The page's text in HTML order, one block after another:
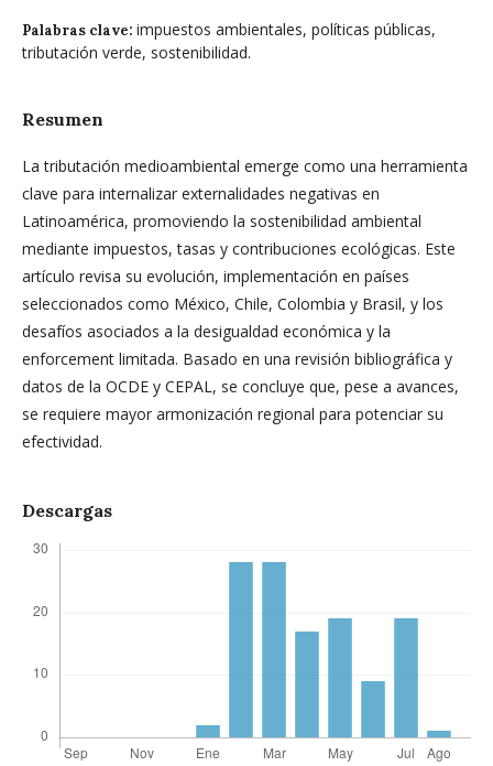
Palabras clave: impuestos ambientales, políticas públicas,
tributación verde, sostenibilidad.
Resumen
La tributación medioambiental emerge como una herramienta
clave para internalizar externalidades negativas en
Latinoamérica, promoviendo la sostenibilidad ambiental
mediante impuestos, tasas y contribuciones ecológicas. Este
artículo revisa su evolución, implementación en países
seleccionados como México, Chile, Colombia y Brasil, y los
desafíos asociados a la desigualdad económica y la
enforcement limitada. Basado en una revisión bibliográfica y
datos de la OCDE y CEPAL, se concluye que, pese a avances,
se requiere mayor armonización regional para potenciar su
efectividad.
Descargas